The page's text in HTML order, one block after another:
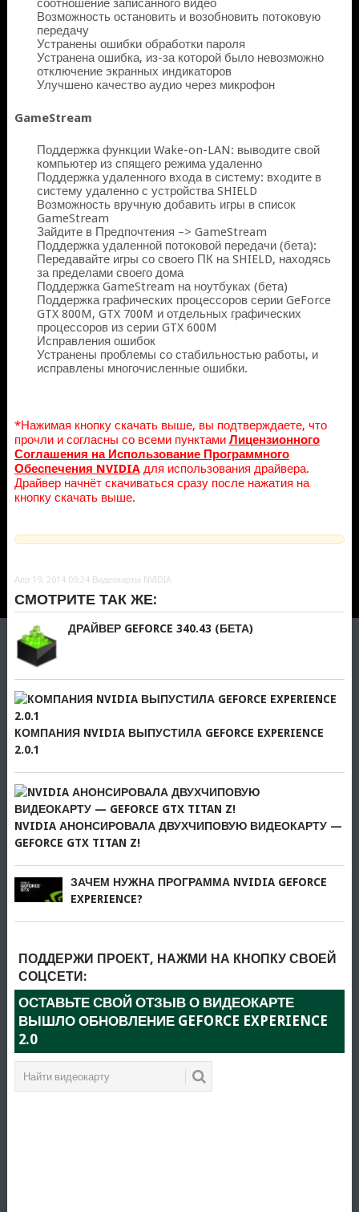
Возможность остановить и возобновить потоковую
передачу
Устранены ошибки обработки пароля
Устранена ошибка, из-за которой было невозможно
отключение экранных индикаторов
Улучшено качество аудио через микрофон
GameStream
Поддержка функции Wake-on-LAN: выводите свой
компьютер из спящего режима удаленно
Поддержка удаленного входа в систему: входите в
систему удаленно с устройства SHIELD
Возможность вручную добавить игры в список
GameStream
Зайдите в Предпочтения –> GameStream
Поддержка удаленной потоковой передачи (бета):
Передавайте игры со своего ПК на SHIELD, находясь
за пределами своего дома
Поддержка GameStream на ноутбуках (бета)
Поддержка графических процессоров серии GeForce
GTX 800M, GTX 700M и отдельных графических
процессоров из серии GTX 600M
Исправления ошибок
Устранены проблемы со стабильностью работы, и
исправлены многочисленные ошибки.
*Нажимая кнопку скачать выше, вы подтверждаете, что
прочли и согласны со всеми пунктами Лицензионного
Соглашения на Использование Программного
Обеспечения NVIDIAдля использования драйвера.
Драйвер начнёт скачиваться сразу после нажатия на
кнопку скачать выше.
Апр 19, 2014 09:24 Видеокарты NVIDIA
СМОТРИТЕ ТАК ЖЕ:
ДРАЙВЕР GEFORCE 340.43 (БЕТА)
КОМПАНИЯ NVIDIA ВЫПУСТИЛА GEFORCE EXPERIENCE
2.0.1
NVIDIA АНОНСИРОВАЛА ДВУХЧИПОВУЮ ВИДЕОКАРТУ —
GEFORCE GTX TITAN Z!
ЗАЧЕМ НУЖНА ПРОГРАММА NVIDIA GEFORCE
EXPERIENCE?
ПОДДЕРЖИ ПРОЕКТ, НАЖМИ НА КНОПКУ СВОЕЙ
СОЦСЕТИ:
ОСТАВЬТЕ СВОЙ ОТЗЫВ О ВИДЕОКАРТЕ
ВЫШЛО ОБНОВЛЕНИЕ GEFORCE EXPERIENCE
2.0